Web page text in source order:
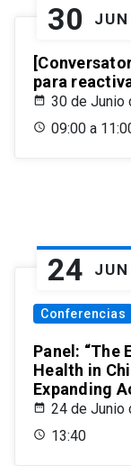
30 JUN
para
30 de Junio
09:00 a
24 JUN
Conferencias
Panel: “The
Health in
Expanding
24 de Junio
13:40